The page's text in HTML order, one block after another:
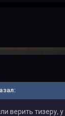
верить